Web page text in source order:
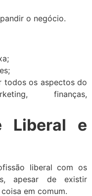
o negócio.
todos os aspectos do
finanças,
Liberal e
liberal com os
apesar de existir
em comum.